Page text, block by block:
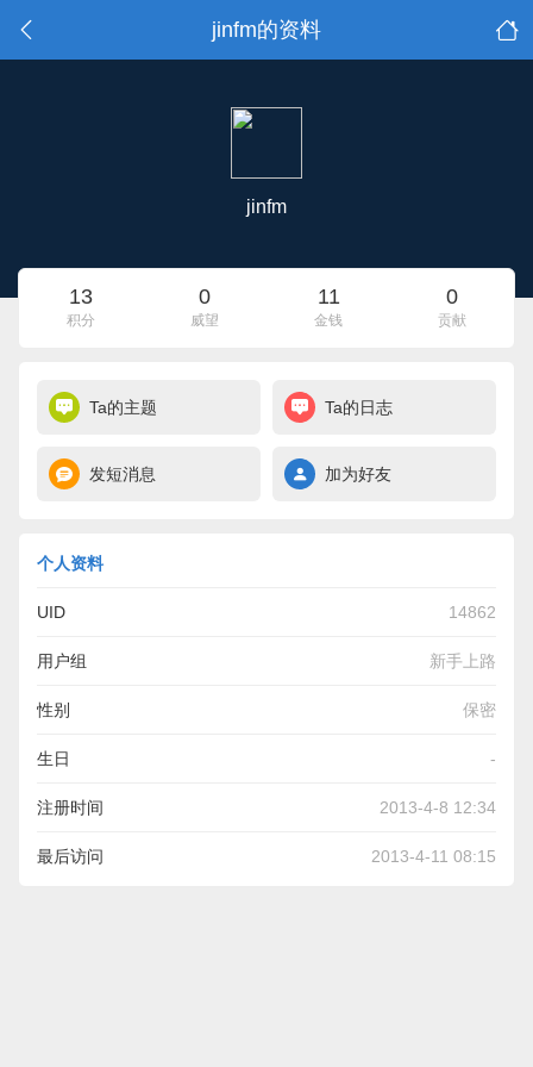
jinfm的资料
jinfm
13
积分
0
威望
11
金钱
0
贡献
Ta的主题 Ta的日志
发短消息 加为好友
个人资料
UID 14862
用户组 新手上路
性别 保密
生日 -
注册时间 2013-4-8 12:34
最后访问 2013-4-11 08:15